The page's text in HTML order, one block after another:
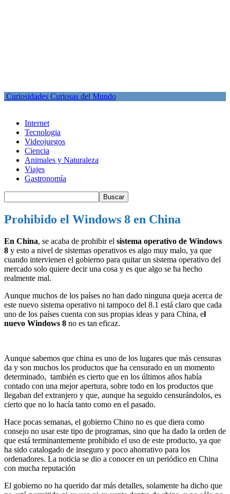
Curiosidades Curiosas del Mundo
Internet
Tecnologia
Videojuegos
Ciencia
Animales y Naturaleza
Viajes
Gastronomía
Prohibido el Windows 8 en China
En China, se acaba de prohibir el sistema operativo de Windows
8 y esto a nivel de sistemas operativos es algo muy malo, ya que
cuando intervienen el gobierno para quitar un sistema operativo del
mercado solo quiere decir una cosa y es que algo se ha hecho
realmente mal.
Aunque muchos de los países no han dado ninguna queja acerca de
este nuevo sistema operativo ni tampoco del 8.1 está claro que cada
uno de los países cuenta con sus propias ideas y para China, el
nuevo Windows 8 no es tan eficaz.
Aunque sabemos que china es uno de los lugares que más censuras
da y son muchos los productos que ha censurado en un momento
determinado, también es cierto que en los últimos años había
contado con una mejor apertura, sobre todo en los productos que
llegaban del extranjero y que, aunque ha seguido censurándolos, es
cierto que no lo hacía tanto como en el pasado.
Hace pocas semanas, el gobierno Chino no es que diera como
consejo no usar este tipo de programas, sino que ha dado la orden de
que está terminantemente prohibido el uso de este producto, ya que
ha sido catalogado de inseguro y poco ahorrativo para los
ordenadores. La noticia se dio a conocer en un periódico en China
con mucha reputación
El gobierno no ha querido dar más detalles, solamente ha dicho que